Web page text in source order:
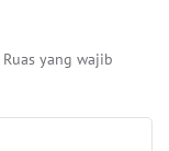
Ruas yang wajib